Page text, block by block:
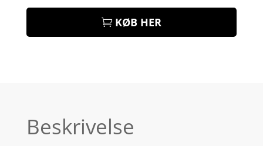
KØB HER
Beskrivelse